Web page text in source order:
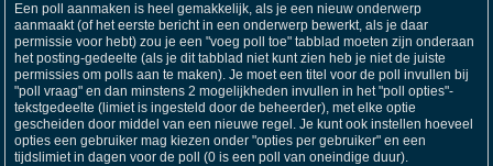
Een poll aanmaken is heel gemakkelijk, als je een nieuw onderwerp
aanmaakt (of het eerste bericht in een onderwerp bewerkt, als je daar
permissie voor hebt) zou je een "voeg poll toe" tabblad moeten zijn onderaan
het posting-gedeelte (als je dit tabblad niet kunt zien heb je niet de juiste
permissies om polls aan te maken). Je moet een titel voor de poll invullen bij
"poll vraag" en dan minstens 2 mogelijkheden invullen in het "poll opties"-
tekstgedeelte (limiet is ingesteld door de beheerder), met elke optie
gescheiden door middel van een nieuwe regel. Je kunt ook instellen hoeveel
opties een gebruiker mag kiezen onder "opties per gebruiker" en een
tijdslimiet in dagen voor de poll (0 is een poll van oneindige duur).